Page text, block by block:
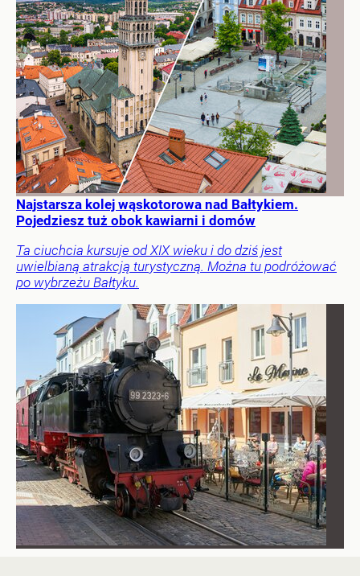
Najstarsza kolej wąskotorowa nad Bałtykiem.
Pojedziesz tuż obok kawiarni i domów
Ta ciuchcia kursuje od XIX wieku i do dziś jest
uwielbianą atrakcją turystyczną. Można tu podróżować
po wybrzeżu Bałtyku.